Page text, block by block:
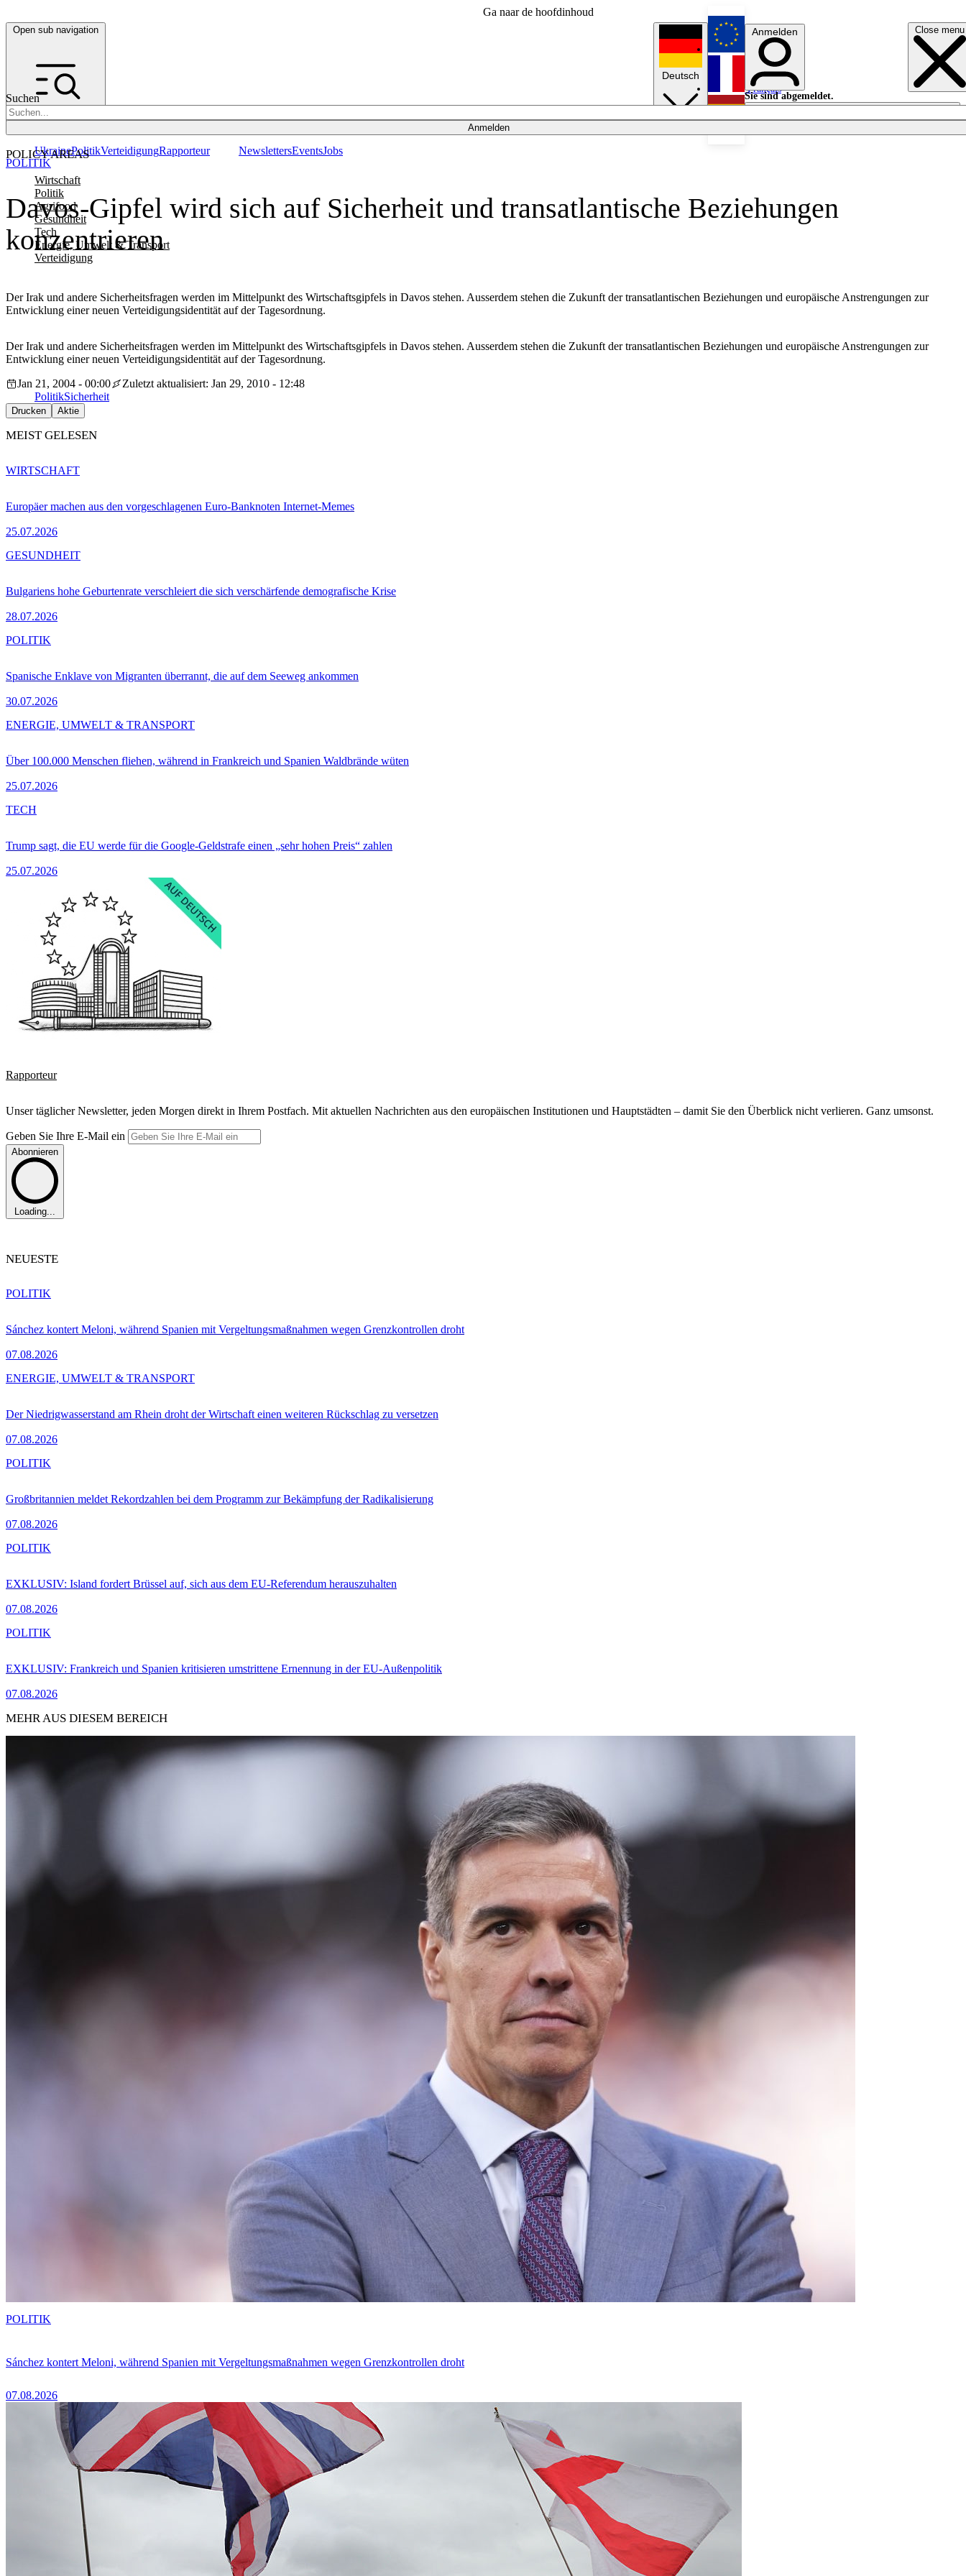
Ga naar de hoofdinhoud
Open sub navigation Close menu
Suchen
Anmelden
POLICY AREAS
Wirtschaft
Politik
Agrifood
Gesundheit
Tech
Energie, Umwelt & Transport
Verteidigung
UkrainePolitikVerteidigungRapporteur NewslettersEventsJobs
Deutsch
English
Français
Anmelden
Sie sind abgemeldet.
Anmelden
Licht aus
Davos-Gipfel wird sich auf Sicherheit und transatlantische Beziehungen
konzentrieren
Der Irak und andere Sicherheitsfragen werden im Mittelpunkt des Wirtschaftsgipfels in Davos stehen. Ausserdem stehen die Zukunft der transatlantischen Beziehungen und europäische Anstrengungen zur
Entwicklung einer neuen Verteidigungsidentität auf der Tagesordnung.
POLITIK
Der Irak und andere Sicherheitsfragen werden im Mittelpunkt des Wirtschaftsgipfels in Davos stehen. Ausserdem stehen die Zukunft der transatlantischen Beziehungen und europäische Anstrengungen zur
Entwicklung einer neuen Verteidigungsidentität auf der Tagesordnung.
Jan 21, 2004 - 00:00
Zuletzt aktualisiert: Jan 29, 2010 - 12:48
PolitikSicherheit
Drucken Aktie
MEIST GELESEN
Europäer machen aus den vorgeschlagenen Euro-Banknoten Internet-Memes
25.07.2026
WIRTSCHAFT
Bulgariens hohe Geburtenrate verschleiert die sich verschärfende demografische Krise
28.07.2026
GESUNDHEIT
Spanische Enklave von Migranten überrannt, die auf dem Seeweg ankommen
30.07.2026
POLITIK
Über 100.000 Menschen fliehen, während in Frankreich und Spanien Waldbrände wüten
25.07.2026
ENERGIE, UMWELT & TRANSPORT
Trump sagt, die EU werde für die Google-Geldstrafe einen „sehr hohen Preis“ zahlen
25.07.2026
TECH
Rapporteur
Unser täglicher Newsletter, jeden Morgen direkt in Ihrem Postfach. Mit aktuellen Nachrichten aus den europäischen Institutionen und Hauptstädten – damit Sie den Überblick nicht verlieren. Ganz umsonst.
Geben Sie Ihre E-Mail ein
Abonnieren
Loading...
NEUESTE
Sánchez kontert Meloni, während Spanien mit Vergeltungsmaßnahmen wegen Grenzkontrollen droht
07.08.2026
POLITIK
Der Niedrigwasserstand am Rhein droht der Wirtschaft einen weiteren Rückschlag zu versetzen
07.08.2026
ENERGIE, UMWELT & TRANSPORT
Großbritannien meldet Rekordzahlen bei dem Programm zur Bekämpfung der Radikalisierung
07.08.2026
POLITIK
EXKLUSIV: Island fordert Brüssel auf, sich aus dem EU-Referendum herauszuhalten
07.08.2026
POLITIK
EXKLUSIV: Frankreich und Spanien kritisieren umstrittene Ernennung in der EU-Außenpolitik
07.08.2026
POLITIK
MEHR AUS DIESEM BEREICH
Sánchez kontert Meloni, während Spanien mit Vergeltungsmaßnahmen wegen Grenzkontrollen droht
07.08.2026
POLITIK